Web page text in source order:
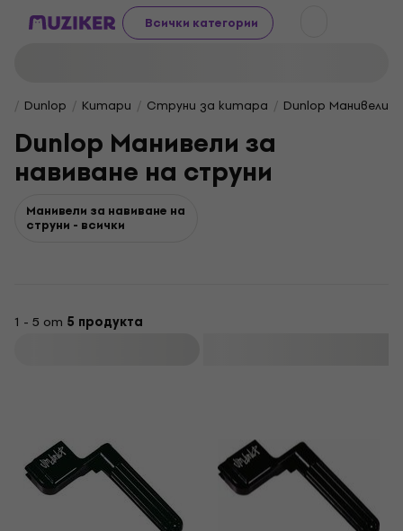
Всички категории
Dunlop Китари Струни за китара Dunlop Манивели
Dunlop Манивели за
навиване на струни
Манивели за навиване на
струни - всички
1 - 5 от 5 продукта